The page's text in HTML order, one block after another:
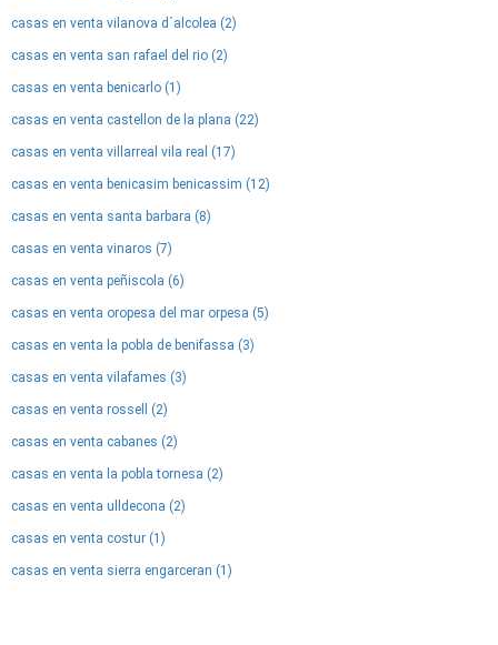
casas en venta vilanova d´alcolea (2)
casas en venta san rafael del rio (2)
casas en venta benicarlo (1)
casas en venta castellon de la plana (22)
casas en venta villarreal vila real (17)
casas en venta benicasim benicassim (12)
casas en venta santa barbara (8)
casas en venta vinaros (7)
casas en venta peñiscola (6)
casas en venta oropesa del mar orpesa (5)
casas en venta la pobla de benifassa (3)
casas en venta vilafames (3)
casas en venta rossell (2)
casas en venta cabanes (2)
casas en venta la pobla tornesa (2)
casas en venta ulldecona (2)
casas en venta costur (1)
casas en venta sierra engarceran (1)